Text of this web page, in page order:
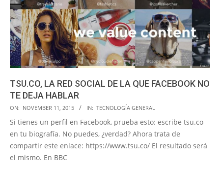
TSU.CO, LA RED SOCIAL DE LA QUE FACEBOOK NO
TE DEJA HABLAR
2015-
11-
11
ON: NOVEMBER 11, 2015 IN: TECNOLOGÍA GENERAL
Si tienes un perfil en Facebook, prueba esto: escribe tsu.co
en tu biografía. No puedes, ¿verdad? Ahora trata de
compartir este enlace: https://www.tsu.co/ El resultado será
el mismo. En BBC